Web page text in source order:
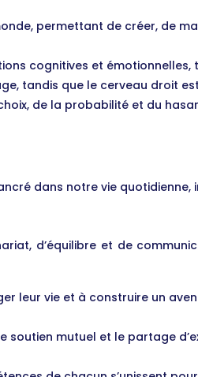
permettant de créer, de
cognitives et
tandis que le cerveau droit
de la probabilité et du
dans notre vie
d’équilibre et de
leur vie et à construire un
mutuel et le partage